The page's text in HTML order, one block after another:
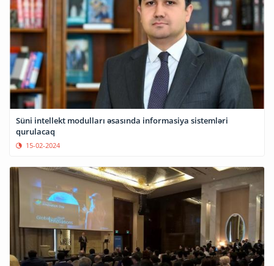
Süni intellekt modulları əsasında informasiya sistemləri
qurulacaq
15-02-2024